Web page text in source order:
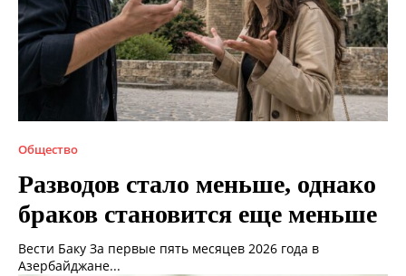
Общество
Разводов стало меньше, однако
браков становится еще меньше
Вести Баку За первые пять месяцев 2026 года в
Азербайджане...